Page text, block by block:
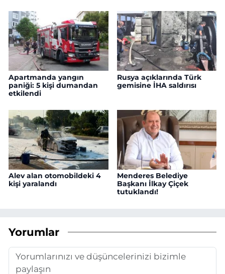
Apartmanda yangın
paniği: 5 kişi dumandan
etkilendi
Rusya açıklarında Türk
gemisine İHA saldırısı
Alev alan otomobildeki 4
kişi yaralandı
Menderes Belediye
Başkanı İlkay Çiçek
tutuklandı!
Yorumlar